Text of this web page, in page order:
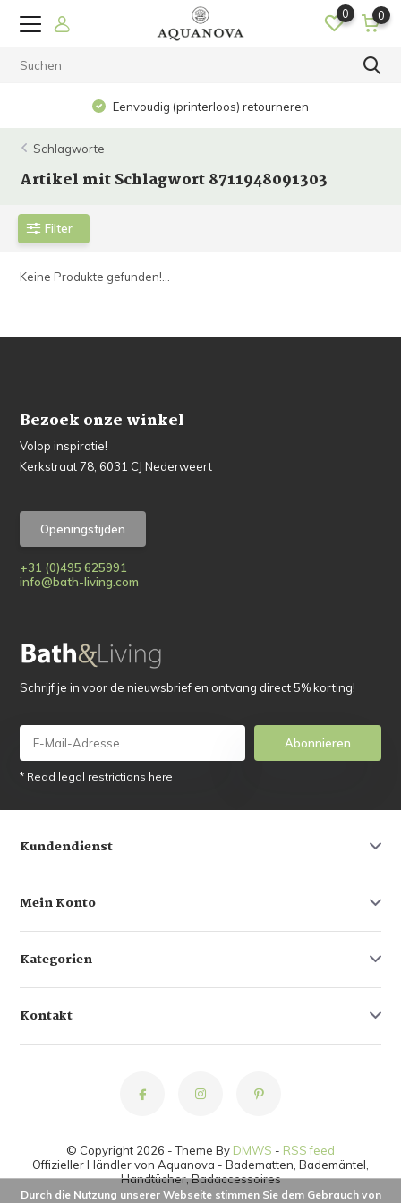
0 0
Eenvoudig (printerloos) retourneren
Schlagworte
Artikel mit Schlagwort 8711948091303
Filter
Keine Produkte gefunden!...
Bezoek onze winkel
Volop inspiratie!
Kerkstraat 78, 6031 CJ Nederweert
Openingstijden
+31 (0)495 625991
info@bath-living.com
Schrijf je in voor de nieuwsbrief en ontvang direct 5% korting!
Abonnieren
* Read legal restrictions here
Kundendienst
Mein Konto
Kategorien
Kontakt
© Copyright 2026 - Theme By DMWS - RSS feed
Offizieller Händler von Aquanova - Badematten, Bademäntel,
Handtücher, Badaccessoires
Durch die Nutzung unserer Webseite stimmen Sie dem Gebrauch von